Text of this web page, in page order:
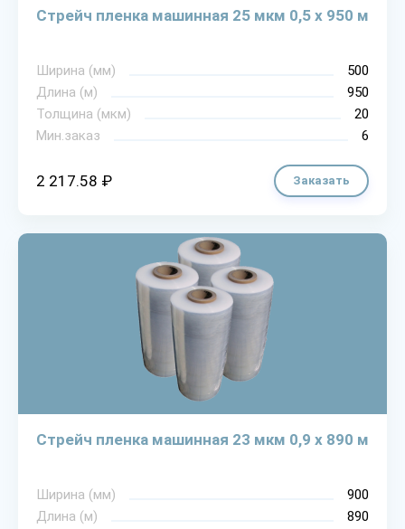
Стрейч пленка машинная 25 мкм 0,5 х 950 м
Ширина (мм)
500
Длина (м)
950
Толщина (мкм)
20
Мин.заказ
6
2 217.58 ₽ Заказать
Стрейч пленка машинная 23 мкм 0,9 х 890 м
Ширина (мм)
900
Длина (м)
890